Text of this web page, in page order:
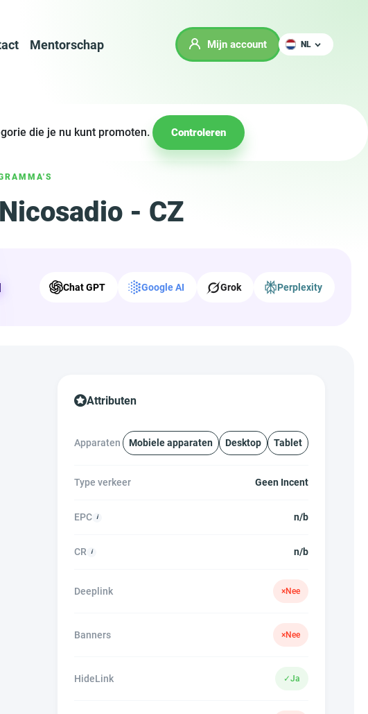
Mentorschap Mijn account NL
die je nu kunt promoten. Controleren
- CZ
Chat GPT Google AI Grok Perplexity
Attributen
Apparaten Mobiele apparaten Desktop Tablet
Type verkeer Geen Incent
EPC n/b
CR n/b
Deeplink ×Nee
Banners ×Nee
HideLink ✓Ja